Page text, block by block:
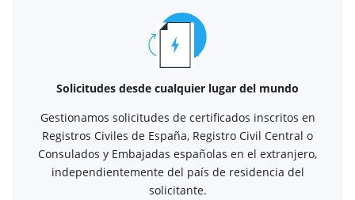
Solicitudes desde cualquier lugar del mundo
Gestionamos solicitudes de certificados inscritos en
Registros Civiles de España, Registro Civil Central o
Consulados y Embajadas españolas en el extranjero,
independientemente del país de residencia del
solicitante.